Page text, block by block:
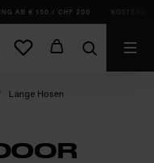
AB € 150 / CHF 200
Lange Hosen